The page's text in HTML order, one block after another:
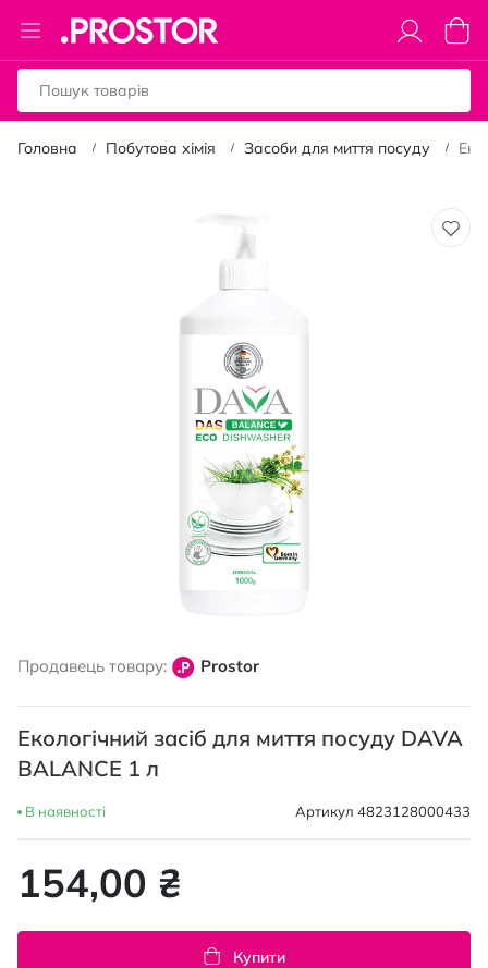
Toggle
Nav
Кошик
Головна Побутова хімія Засоби для миття посуду
початку
зображень
Продавець товару: Prostor
Екологічний засіб для миття посуду DAVA
BALANCE 1 л
В наявності Артикул 4823128000433
154,00 ₴
Купити